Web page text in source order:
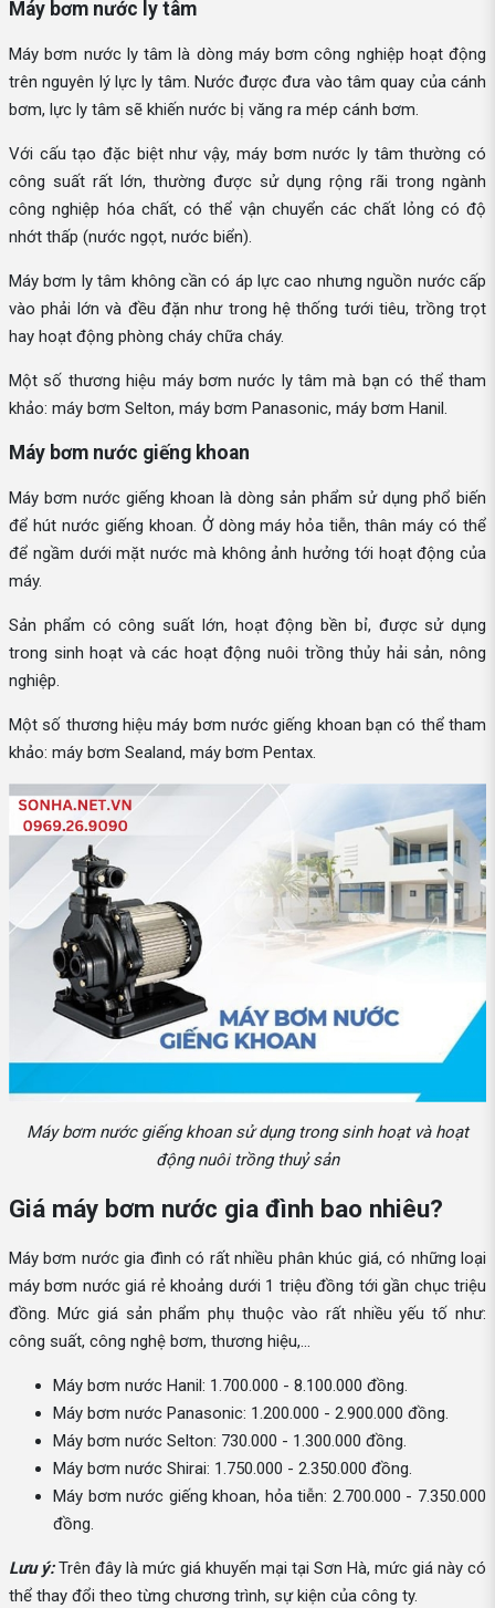
Máy bơm nước ly tâm
Máy bơm nước ly tâm là dòng máy bơm công nghiệp hoạt động
trên nguyên lý lực ly tâm. Nước được đưa vào tâm quay của cánh
bơm, lực ly tâm sẽ khiến nước bị văng ra mép cánh bơm.
Với cấu tạo đặc biệt như vậy, máy bơm nước ly tâm thường có
công suất rất lớn, thường được sử dụng rộng rãi trong ngành
công nghiệp hóa chất, có thể vận chuyển các chất lỏng có độ
nhớt thấp (nước ngọt, nước biển).
Máy bơm ly tâm không cần có áp lực cao nhưng nguồn nước cấp
vào phải lớn và đều đặn như trong hệ thống tưới tiêu, trồng trọt
hay hoạt động phòng cháy chữa cháy.
Một số thương hiệu máy bơm nước ly tâm mà bạn có thể tham
khảo: máy bơm Selton, máy bơm Panasonic, máy bơm Hanil.
Máy bơm nước giếng khoan
Máy bơm nước giếng khoan là dòng sản phẩm sử dụng phổ biến
để hút nước giếng khoan. Ở dòng máy hỏa tiễn, thân máy có thể
để ngầm dưới mặt nước mà không ảnh hưởng tới hoạt động của
máy.
Sản phẩm có công suất lớn, hoạt động bền bỉ, được sử dụng
trong sinh hoạt và các hoạt động nuôi trồng thủy hải sản, nông
nghiệp.
Một số thương hiệu máy bơm nước giếng khoan bạn có thể tham
khảo: máy bơm Sealand, máy bơm Pentax.
Máy bơm nước giếng khoan sử dụng trong sinh hoạt và hoạt
động nuôi trồng thuỷ sản
Giá máy bơm nước gia đình bao nhiêu?
Máy bơm nước gia đình có rất nhiều phân khúc giá, có những loại
máy bơm nước giá rẻ khoảng dưới 1 triệu đồng tới gần chục triệu
đồng. Mức giá sản phẩm phụ thuộc vào rất nhiều yếu tố như:
công suất, công nghệ bơm, thương hiệu,...
Máy bơm nước Hanil: 1.700.000 - 8.100.000 đồng.
Máy bơm nước Panasonic: 1.200.000 - 2.900.000 đồng.
Máy bơm nước Selton: 730.000 - 1.300.000 đồng.
Máy bơm nước Shirai: 1.750.000 - 2.350.000 đồng.
Máy bơm nước giếng khoan, hỏa tiễn: 2.700.000 - 7.350.000
đồng.
Lưu ý:Trên đây là mức giá khuyến mại tại Sơn Hà, mức giá này có
thể thay đổi theo từng chương trình, sự kiện của công ty.